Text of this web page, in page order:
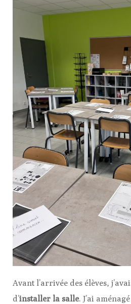
Avant l’arrivée des élèves,
d’installer la salle. J’ai aménagé